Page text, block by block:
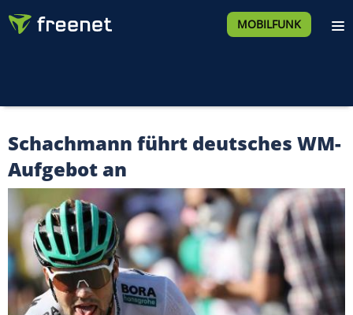
MOBILFUNK
Schachmann führt deutsches WM-
Aufgebot an